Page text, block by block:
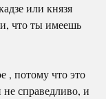
или князя
что ты имеешь
, потому что это
справедливо, и